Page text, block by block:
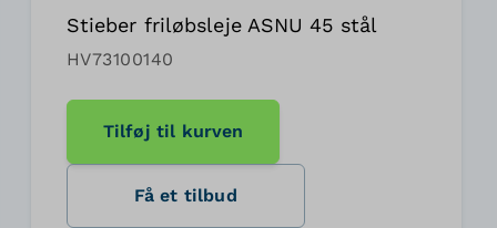
Stieber friløbsleje ASNU 45 stål
HV73100140
Tilføj til kurven
Få et tilbud